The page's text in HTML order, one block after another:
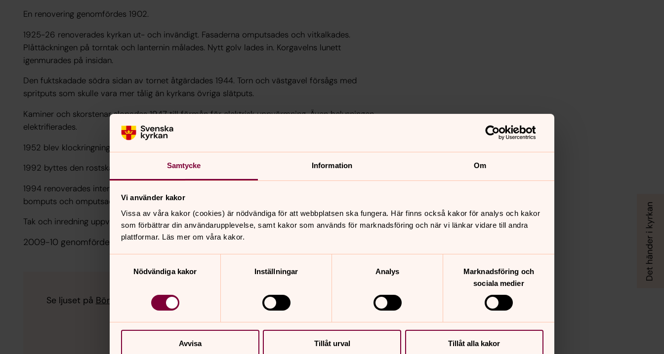
Samtycke Information Om
Vi använder kakor
Vissa av våra kakor (cookies) är nödvändiga för att webbplatsen ska fungera. Här finns också kakor för analys och kakor
som förbättrar din användarupplevelse, samt kakor som används för marknadsföring och när vi länkar vidare till andra
plattformar. Läs mer om våra kakor.
Nödvändiga kakor
Inställningar Analys
Marknadsföring och
sociala medier
Avvisa Tillåt urval Tillåt alla kakor
En renovering genomfördes 1902.
1925-26 renoverades kyrkan ut- och invändigt. Fasaderna omputsades och vitkalkades.
Plåttäckningen på torntak och lanternin målades. Nytt golv lades in. Korgavelns lunett
igenmurades på insidan.
Den fuktskadade södra sidan av tornet åtgärdades 1944. Torn och västgavel försågs med
spritputs som skulle vara mer tålig än kyrkans övriga slätputs.
Kaminer och skorstenar slopades 1947 till förmån för elektrisk uppvärmning. Även belysningen
elektrifierades.
1952 blev klockringningen elektrifierad. 1981 omdanades det dittills välbevarade vapenhuset.
1992 byttes den rostskadade röda zinkplåten på tornets nedre takfall.
1994 renoverades interiören. Väggarna som blivit målade med emulsionsfärg uppvisade kraftig
bomputs och omputsades.
Tak och inredning uppvisade viss färgflagning och bättringsmålades.
2009-10 genomfördes ett yttre underhålls/restaureringsarbete
Se ljuset på Bönewebben